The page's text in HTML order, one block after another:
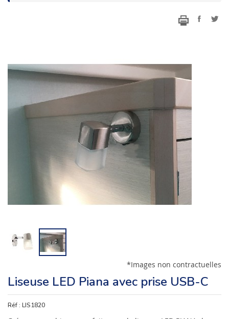
*Images non contractuelles
Liseuse LED Piana avec prise USB-C
Réf : LIS1820